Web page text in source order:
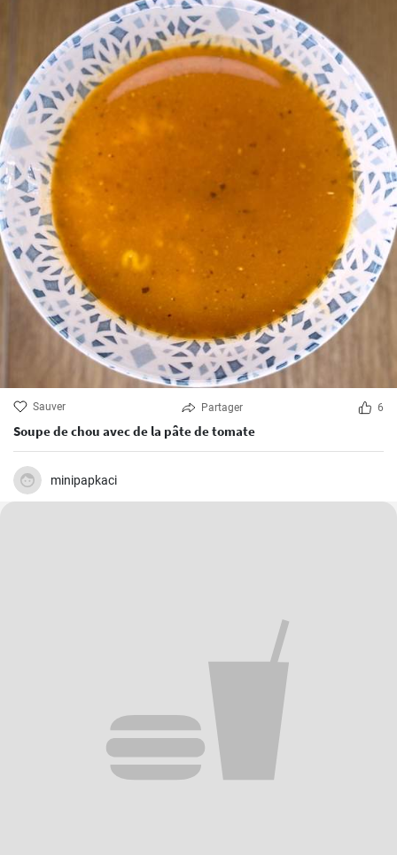
Sauver Partager 6
Soupe de chou avec de la pâte de tomate
minipapkaci